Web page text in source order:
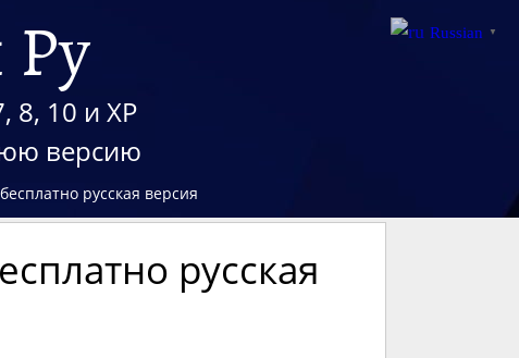
8, 10 и XP
версию
русская версия
русская
Russian ▼